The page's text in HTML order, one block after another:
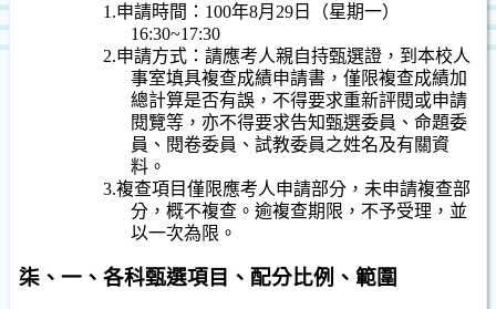
1.申請時間： 100年8月 29 日（星期一）
16:30~17:30
2.申請方式：請應考人親自持甄選證，到本校人
事室填具複查成績申請書，僅限複查成績加
總計算是否有誤，不得要求重新評閱或申請
閱覽等，亦不得要求告知甄選委員、命題委
員、閱卷委員、試教委員之姓名及有關資
料。
3.複查項目僅限應考人申請部分，未申請複查部
分，概不複查。逾複查期限，不予受理，並
以一次為限。
柒、一、各科甄選項目、配分比例、範圍